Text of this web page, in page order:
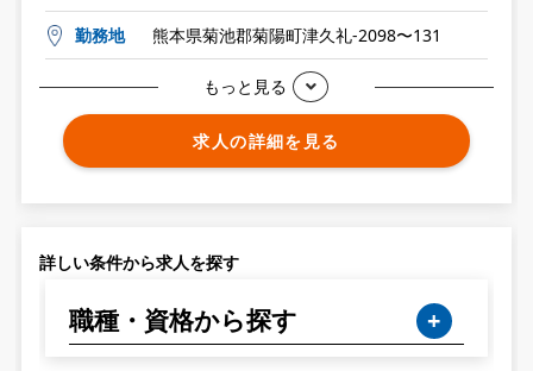
勤務地 熊本県菊池郡菊陽町津久礼-2098〜131
もっと見る
求人の詳細を見る
詳しい条件から求人を探す
職種・資格から探す